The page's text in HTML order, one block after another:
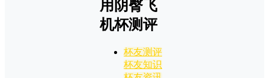
用阴臀飞
机杯测评
杯友测评
杯友知识